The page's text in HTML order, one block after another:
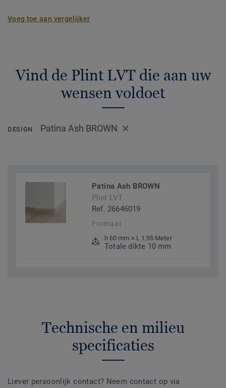
Voeg toe aan vergelijker
Vind de Plint LVT die aan uw
wensen voldoet
DESIGN Patina Ash BROWN
Patina Ash BROWN
Plint LVT
Ref. 26646019
Formaat
h 60 mm × L 1,95 Meter
Totale dikte 10 mm
Technische en milieu
specificaties
Liever persoonlijk contact? Neem contact op via